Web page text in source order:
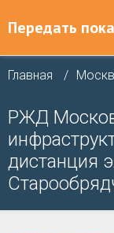
Передать
Главная
РЖД
дистанция